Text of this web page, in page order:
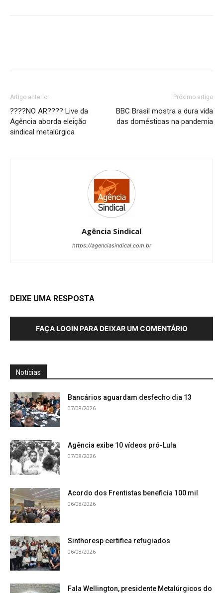
Artigo anterior
????NO AR???? Live da
Agência aborda eleição
sindical metalúrgica
Próximo artigo
BBC Brasil mostra a dura vida
das domésticas na pandemia
Agência Sindical
https://agenciasindical.com.br
DEIXE UMA RESPOSTA
FAÇA LOGIN PARA DEIXAR UM COMENTÁRIO
Notícias
Bancários aguardam desfecho dia 13
07/08/2026
Agência exibe 10 vídeos pró-Lula
07/08/2026
Acordo dos Frentistas beneficia 100 mil
06/08/2026
Sinthoresp certifica refugiados
06/08/2026
Fala Wellington, presidente Metalúrgicos do